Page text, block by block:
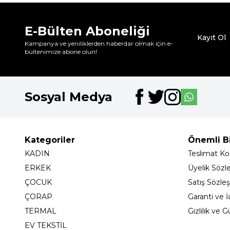
E-Bülten Aboneliği
Kampanya ve yeniliklerden haberdar olmak için e-
bültenimize abone olun!
Kayıt Ol
Sosyal Medya
Kategoriler
KADIN
ERKEK
ÇOCUK
ÇORAP
TERMAL
EV TEKSTİL
Önemli
Teslimat
Üyelik
Satış
Garanti ve
Gizlilik ve